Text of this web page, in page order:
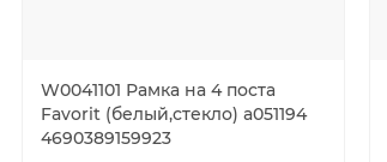
W0041101 Рамка на 4 поста
Favorit (белый,стекло) a051194
4690389159923